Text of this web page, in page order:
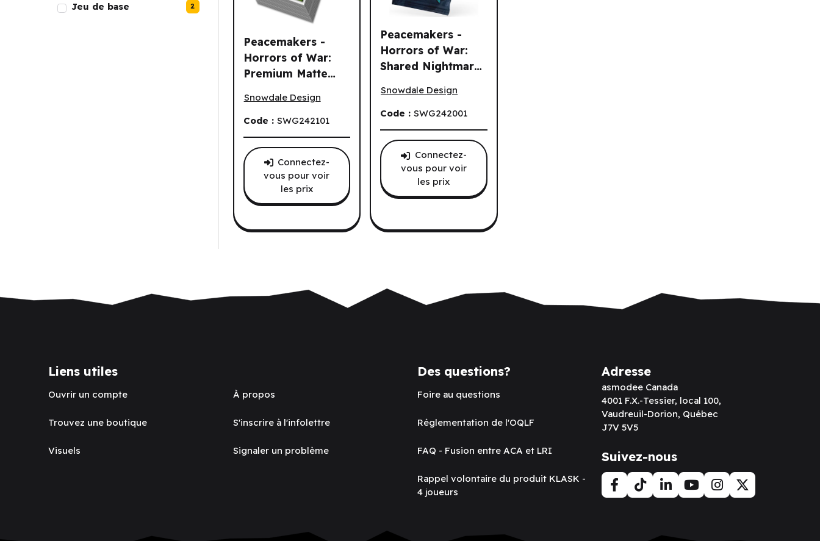
Jeu de base 2
Peacemakers -
Horrors of War:
Premium Matte
Peacemakers - Horrors of War: Premium Matte Sleeves (330) (EN)
Snowdale Design
Code : SWG242101
Connectez-
vous pour voir
les prix
Peacemakers -
Horrors of War:
Shared Nightmares
(EN)
Snowdale Design
Code :SWG242001
Connectez-
vous pour voir
les prix
Liens utiles
Ouvrir un compte
Trouvez une boutique
Visuels
À propos
S'inscrire à l'infolettre
Signaler un problème
Des questions?
Foire au questions
Réglementation de l'OQLF
FAQ - Fusion entre ACA et LRI
Rappel volontaire du produit KLASK -
4 joueurs
Adresse
asmodee Canada
4001 F.X.-Tessier, local 100,
Vaudreuil-Dorion, Québec
J7V 5V5
Suivez-nous